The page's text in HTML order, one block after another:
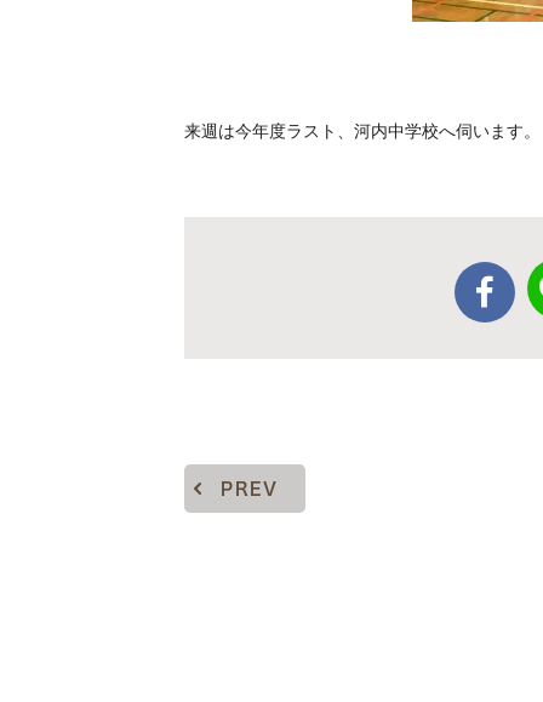
来週は今年度ラスト、河内中学校へ伺います。
PREV